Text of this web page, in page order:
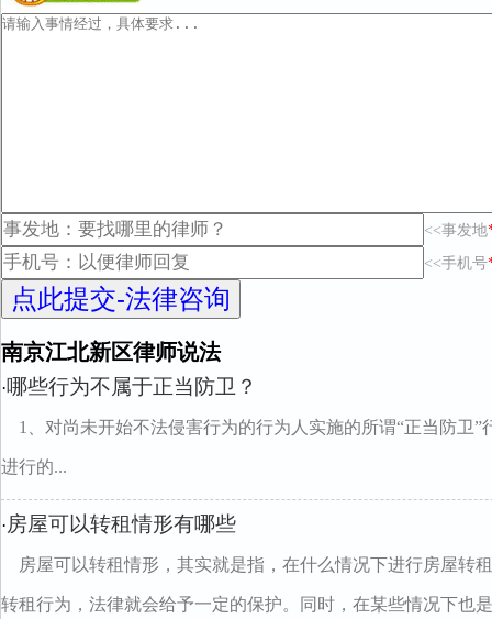
<<事发地
<<手机号
南京江北新区律师说法
·哪些行为不属于正当防卫？
1、对尚未开始不法侵害行为的行为人实施的所谓“正当
进行的...
·房屋可以转租情形有哪些
房屋可以转租情形，其实就是指，在什么情况下进行房屋转
转租行为，法律就会给予一定的保护。同时，在某些情况下也